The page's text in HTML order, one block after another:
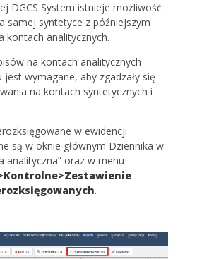
DGCS System istnieje możliwość
samej syntetyce z późniejszym
kontach analitycznych.
na kontach analitycznych
wymagane, aby zgadzały się
na kontach syntetycznych i
w ewidencji
są w oknie głównym Dziennika w
analityczna” oraz w menu
.